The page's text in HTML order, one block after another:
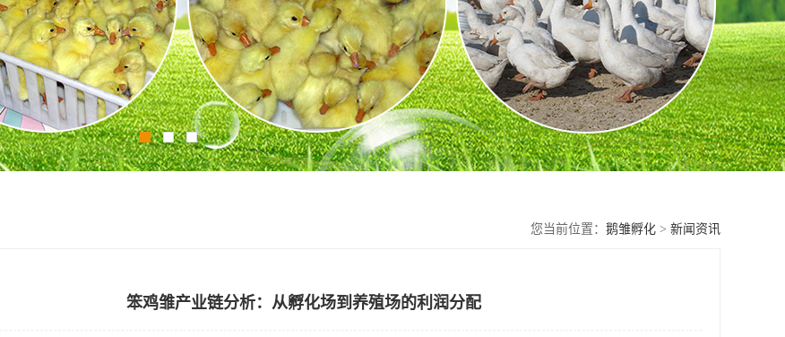
您当前位置： 鹅雏孵化 > 新闻资讯
笨鸡雏产业链分析：从孵化场到养殖场的利润分配